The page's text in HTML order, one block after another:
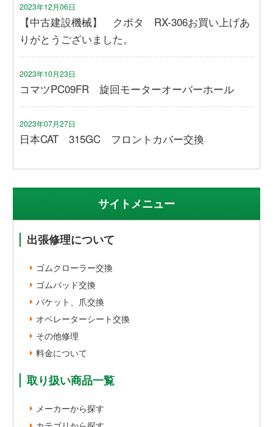
2023年12月06日
【中古建設機械】 クボタ RX-306お買い上げあ
りがとうございました。
2023年10月23日
コマツPC09FR 旋回モーターオーバーホール
2023年07月27日
日本CAT 315GC フロントカバー交換
サイトメニュー
出張修理について
ゴムクローラー交換
ゴムパッド交換
バケット、爪交換
オペレーターシート交換
その他修理
料金について
取り扱い商品一覧
メーカーから探す